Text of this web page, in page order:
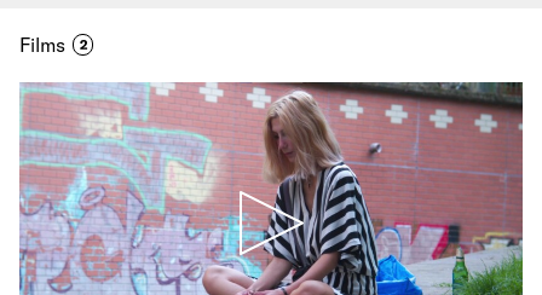
Films 2